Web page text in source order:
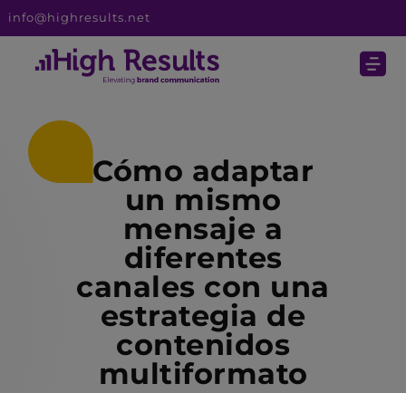
info@highresults.net
Cómo adaptar
un mismo
mensaje a
diferentes
canales con una
estrategia de
contenidos
multiformato